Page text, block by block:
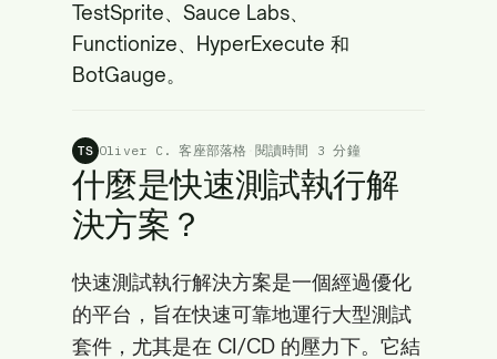
TestSprite、Sauce Labs、
Functionize、HyperExecute 和
BotGauge。
TS Oliver C. 客座部落格 閱讀時間 3 分鐘
什麼是快速測試執行解
決方案？
快速測試執行解決方案是一個經過優化
的平台，旨在快速可靠地運行大型測試
套件，尤其是在 CI/CD 的壓力下。它結